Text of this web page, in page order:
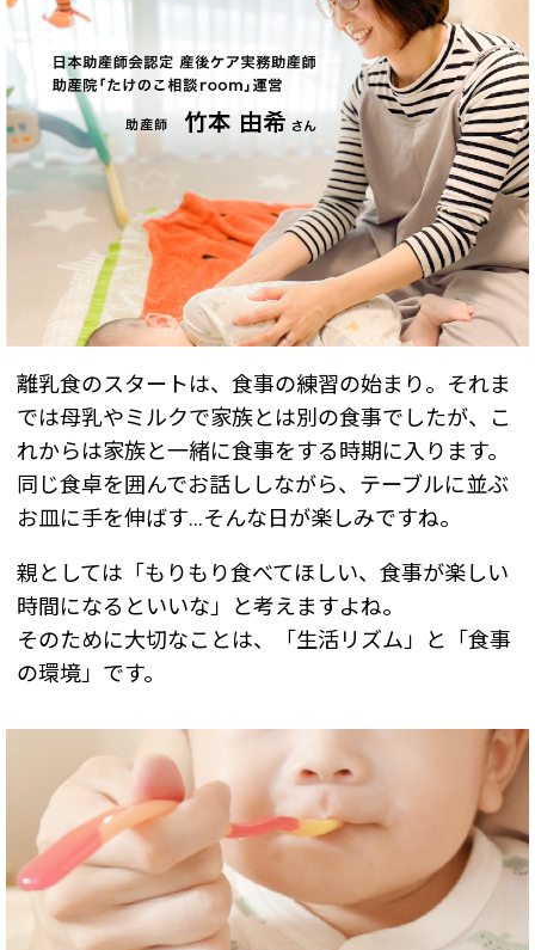
離乳食のスタートは、食事の練習の始まり。それま
では母乳やミルクで家族とは別の食事でしたが、こ
れからは家族と一緒に食事をする時期に入ります。
同じ食卓を囲んでお話ししながら、テーブルに並ぶ
お皿に手を伸ばす…そんな日が楽しみですね。
親としては「もりもり食べてほしい、食事が楽しい
時間になるといいな」と考えますよね。
そのために大切なことは、「生活リズム」と「食事
の環境」です。